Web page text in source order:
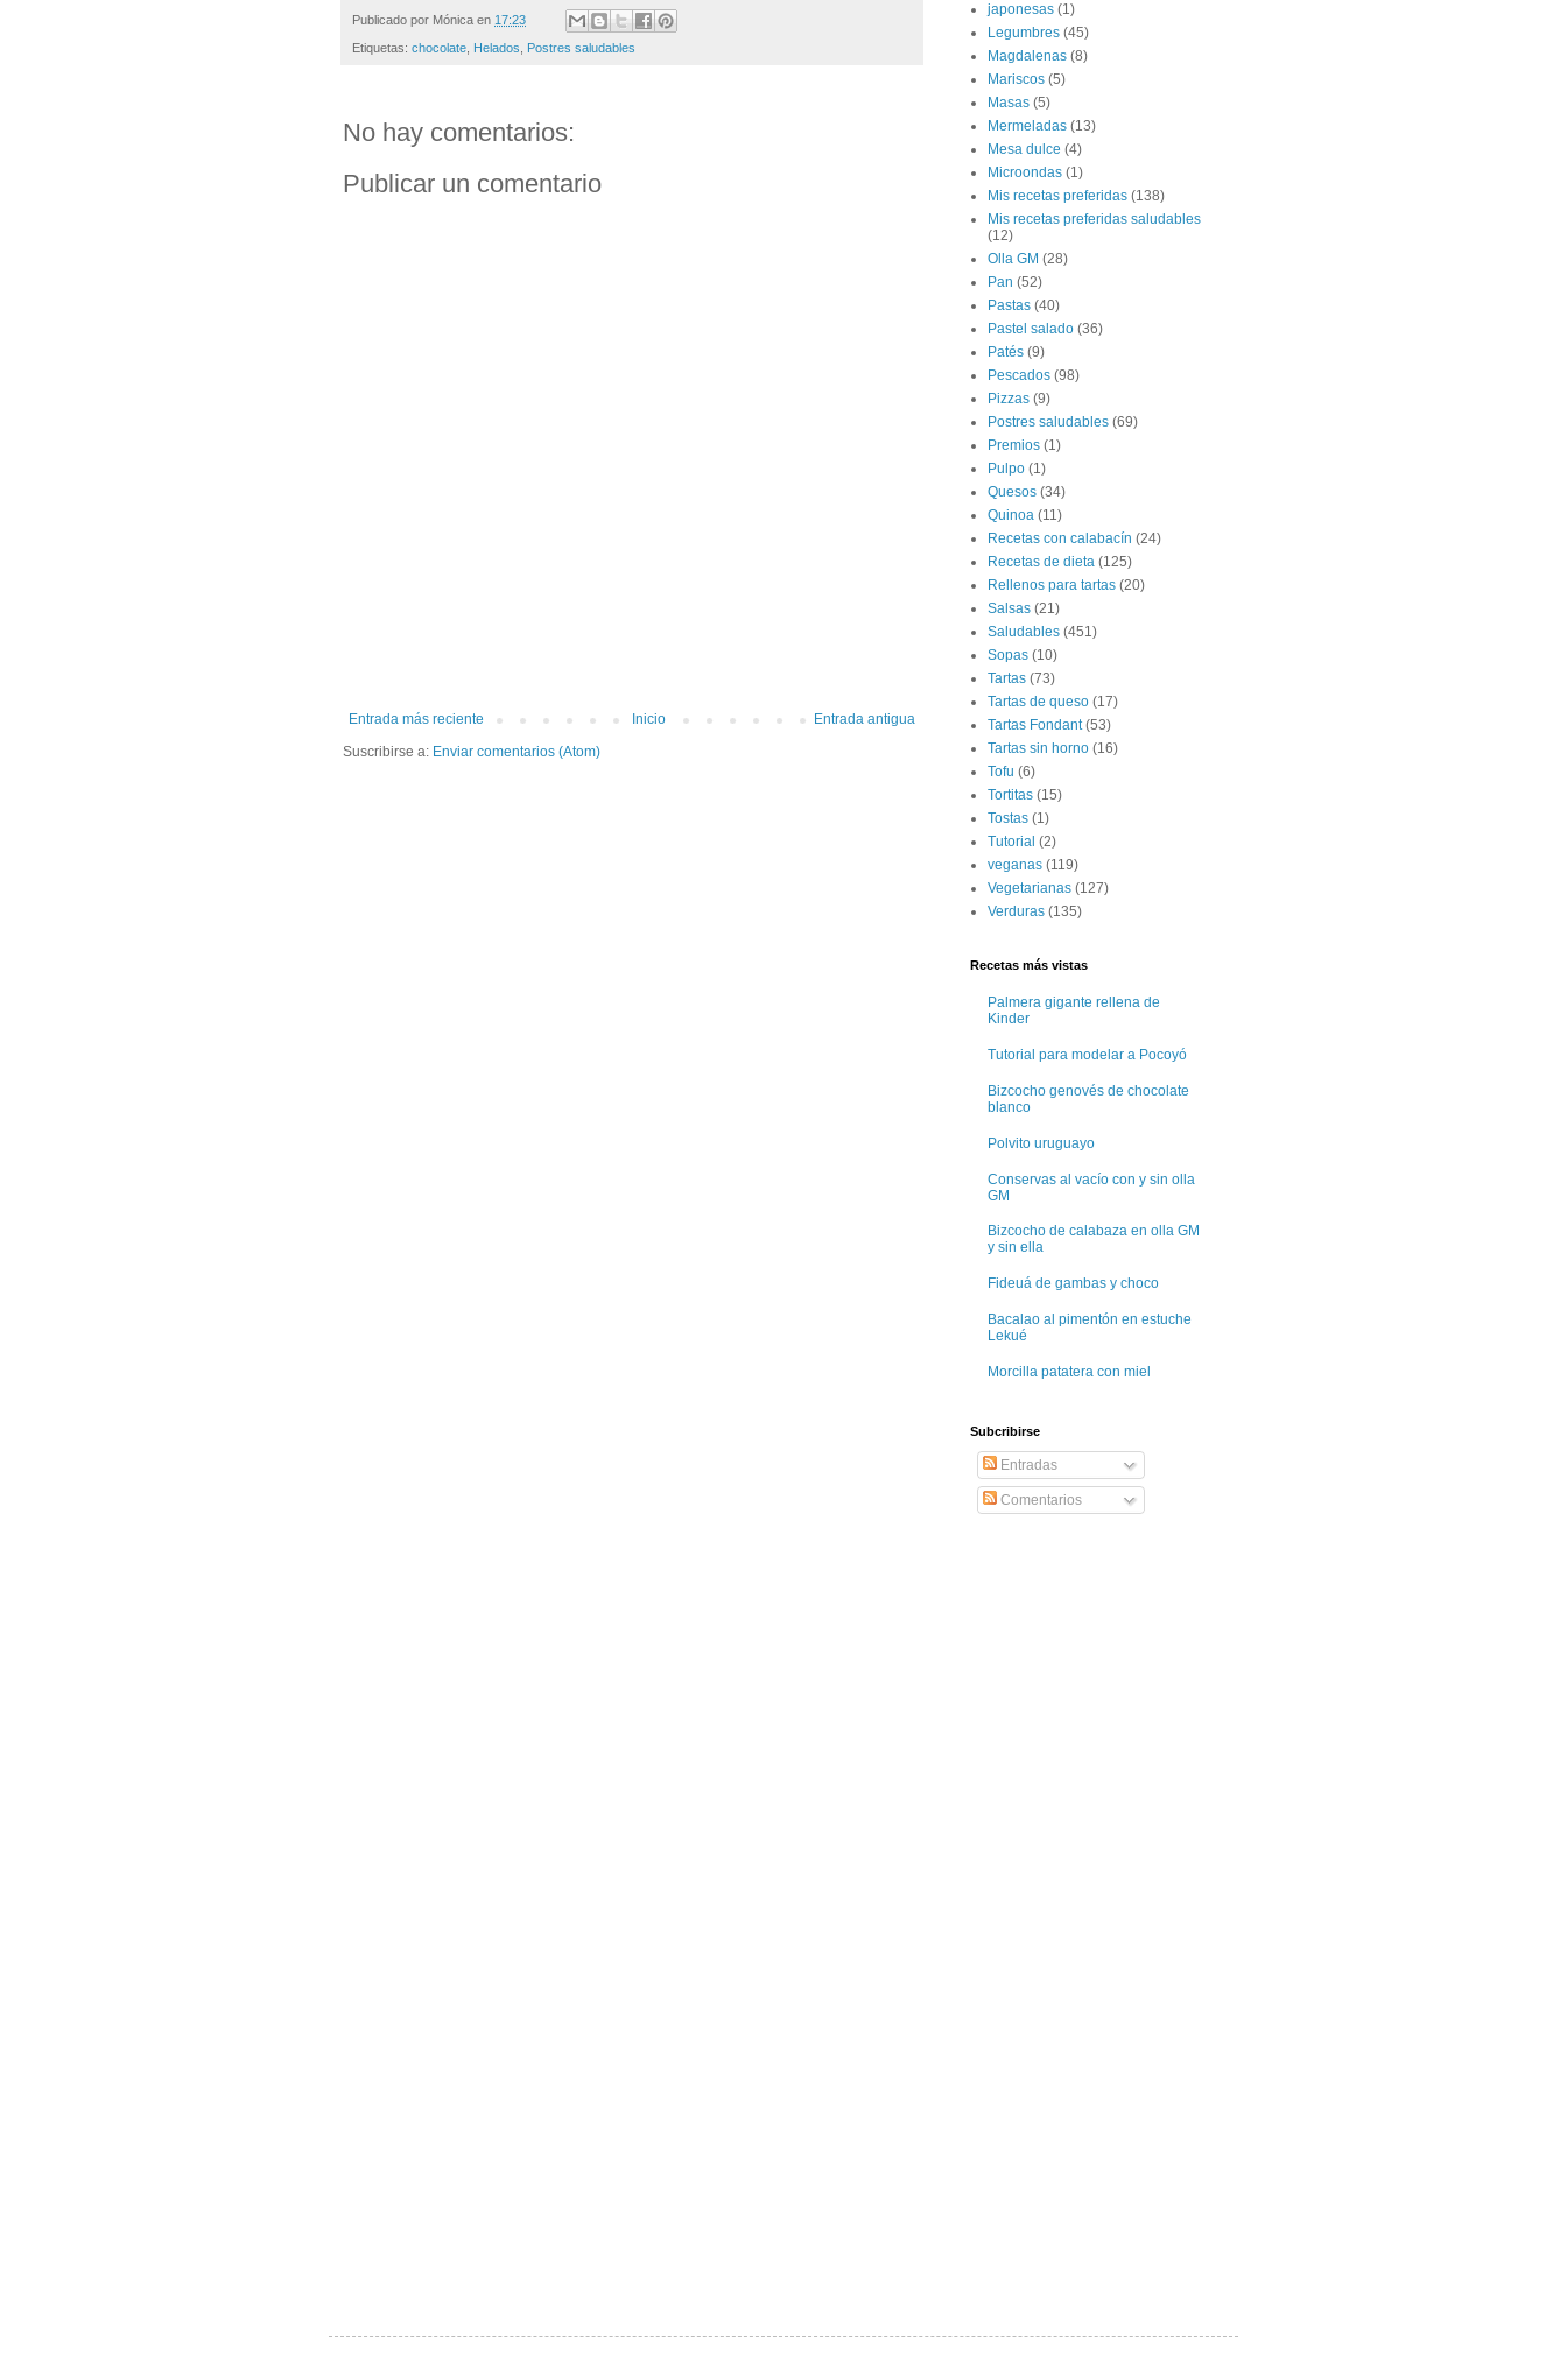
Publicado por Mónica en 17:23
Etiquetas: chocolate Helados Postres saludables
No hay comentarios:
Publicar un comentario
Entrada más reciente Entrada antigua
Inicio
Suscribirse a: Enviar comentarios (Atom)
japonesas (1)
Legumbres (45)
Magdalenas (8)
Mariscos (5)
Masas (5)
Mermeladas (13)
Mesa dulce (4)
Microondas (1)
Mis recetas preferidas (138)
Mis recetas preferidas saludables
(12)
Olla GM (28)
Pan (52)
Pastas (40)
Pastel salado (36)
Patés (9)
Pescados (98)
Pizzas (9)
Postres saludables (69)
Premios (1)
Pulpo (1)
Quesos (34)
Quinoa (11)
Recetas con calabacín (24)
Recetas de dieta (125)
Rellenos para tartas (20)
Salsas (21)
Saludables (451)
Sopas (10)
Tartas (73)
Tartas de queso (17)
Tartas Fondant (53)
Tartas sin horno (16)
Tofu (6)
Tortitas (15)
Tostas (1)
Tutorial (2)
veganas (119)
Vegetarianas (127)
Verduras (135)
Recetas más vistas
Palmera gigante rellena de
Kinder
Tutorial para modelar a Pocoyó
Bizcocho genovés de chocolate
blanco
Polvito uruguayo
Conservas al vacío con y sin olla
GM
Bizcocho de calabaza en olla GM
y sin ella
Fideuá de gambas y choco
Bacalao al pimentón en estuche
Lekué
Morcilla patatera con miel
Subcribirse
Entradas
Comentarios